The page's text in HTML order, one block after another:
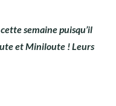
semaine puisqu’il
et Miniloute ! Leurs